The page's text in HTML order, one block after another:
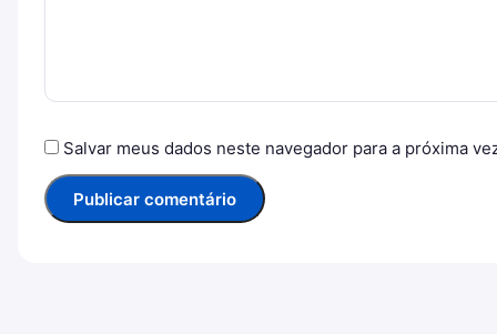
Salvar meus dados neste navegador para a próxima